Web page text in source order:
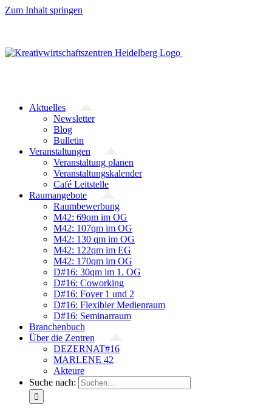
Zum Inhalt springen
Aktuelles
Newsletter
Blog
Bulletin
Veranstaltungen
Veranstaltung planen
Veranstaltungskalender
Café Leitstelle
Raumangebote
Raumbewerbung
M42: 69qm im OG
M42: 107qm im OG
M42: 130 qm im OG
M42: 122qm im EG
M42: 170qm im OG
D#16: 30qm im 1. OG
D#16: Coworking
D#16: Foyer 1 und 2
D#16: Flexibler Medienraum
D#16: Seminarraum
Branchenbuch
Über die Zentren
DEZERNAT#16
MARLENE 42
Akteure
Suche nach: